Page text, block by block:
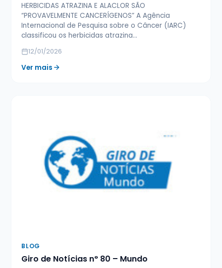
HERBICIDAS ATRAZINA E ALACLOR SÃO
“PROVAVELMENTE CANCERÍGENOS” A Agência
Internacional de Pesquisa sobre o Câncer (IARC)
classificou os herbicidas atrazina…
12/01/2026
Ver mais
BLOG
Giro de Notícias n° 80 – Mundo